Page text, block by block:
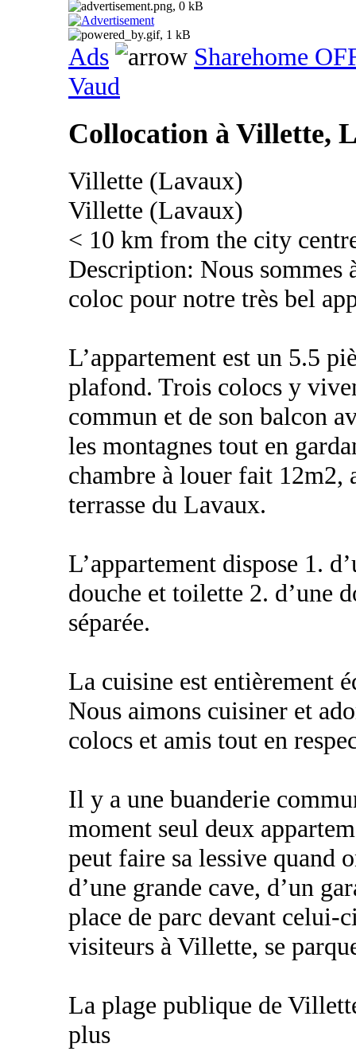
Ads
Sharehome
Vaud
Collocation à Villette,
Villette (Lavaux)
Villette (Lavaux)
< 10 km from the city
Description: Nous sommes
coloc pour notre très bel
L’appartement est un 5.5
plafond. Trois colocs y
commun et de son balcon
les montagnes tout en
chambre à louer fait 12m2,
terrasse du Lavaux.
L’appartement dispose 1.
douche et toilette 2. d’une
séparée.
La cuisine est entièrement
Nous aimons cuisiner et
colocs et amis tout en
Il y a une buanderie
moment seul deux
peut faire sa lessive quand
d’une grande cave, d’un
place de parc devant celui-
visiteurs à Villette, se
La plage publique de
plus